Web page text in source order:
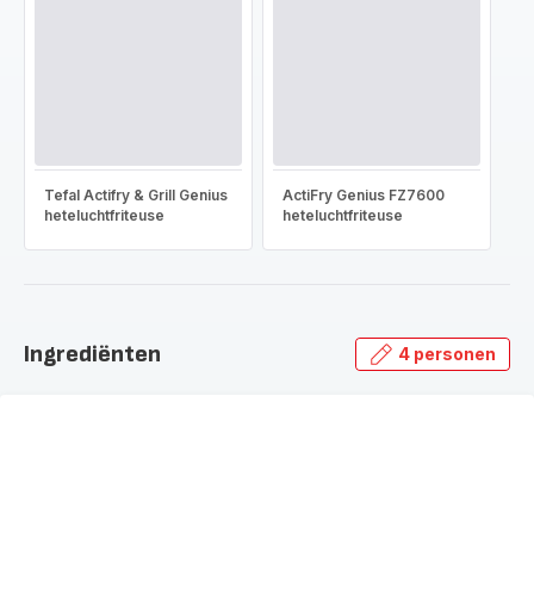
Tefal Actifry & Grill Genius
heteluchtfriteuse
ActiFry Genius FZ7600
heteluchtfriteuse
Ingrediënten 4 personen